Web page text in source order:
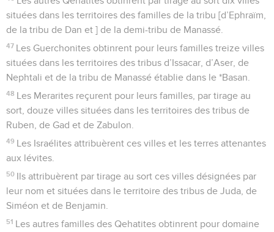
situées dans les territoires des familles de la tribu [d’Ephraïm,
de la tribu de Dan et ] de la demi-tribu de Manassé.
47 Les Guerchonites obtinrent pour leurs familles treize villes
situées dans les territoires des tribus d’Issacar, d’Aser, de
Nephtali et de la tribu de Manassé établie dans le *Basan.
48 Les Merarites reçurent pour leurs familles, par tirage au
sort, douze villes situées dans les territoires des tribus de
Ruben, de Gad et de Zabulon.
49 Les Israélites attribuèrent ces villes et les terres attenantes
aux lévites.
50 Ils attribuèrent par tirage au sort ces villes désignées par
leur nom et situées dans le territoire des tribus de Juda, de
Siméon et de Benjamin.
51 Les autres familles des Qehatites obtinrent pour domaine